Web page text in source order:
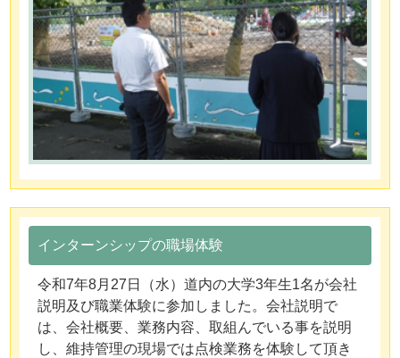
インターンシップの職場体験
令和7年8月27日（水）道内の大学3年生1名が会社
説明及び職業体験に参加しました。会社説明で
は、会社概要、業務内容、取組んでいる事を説明
し、維持管理の現場では点検業務を体験して頂き